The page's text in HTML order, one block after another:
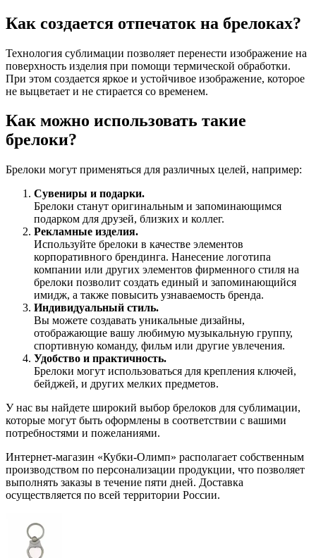
Как создается отпечаток на брелоках?
Технология сублимации позволяет перенести изображение на
поверхность изделия при помощи термической обработки.
При этом создается яркое и устойчивое изображение, которое
не выцветает и не стирается со временем.
Как можно использовать такие
брелоки?
Брелоки могут применяться для различных целей, например:
Сувениры и подарки.
Брелоки станут оригинальным и запоминающимся
подарком для друзей, близких и коллег.
Рекламные изделия.
Используйте брелоки в качестве элементов
корпоративного брендинга. Нанесение логотипа
компании или других элементов фирменного стиля на
брелоки позволит создать единый и запоминающийся
имидж, а также повысить узнаваемость бренда.
Индивидуальный стиль.
Вы можете создавать уникальные дизайны,
отображающие вашу любимую музыкальную группу,
спортивную команду, фильм или другие увлечения.
Удобство и практичность.
Брелоки могут использоваться для крепления ключей,
бейджей, и других мелких предметов.
У нас вы найдете широкий выбор брелоков для сублимации,
которые могут быть оформлены в соответствии с вашими
потребностями и пожеланиями.
Интернет-магазин «Кубки-Олимп» располагает собственным
производством по персонализации продукции, что позволяет
выполнять заказы в течение пяти дней. Доставка
осуществляется по всей территории России.